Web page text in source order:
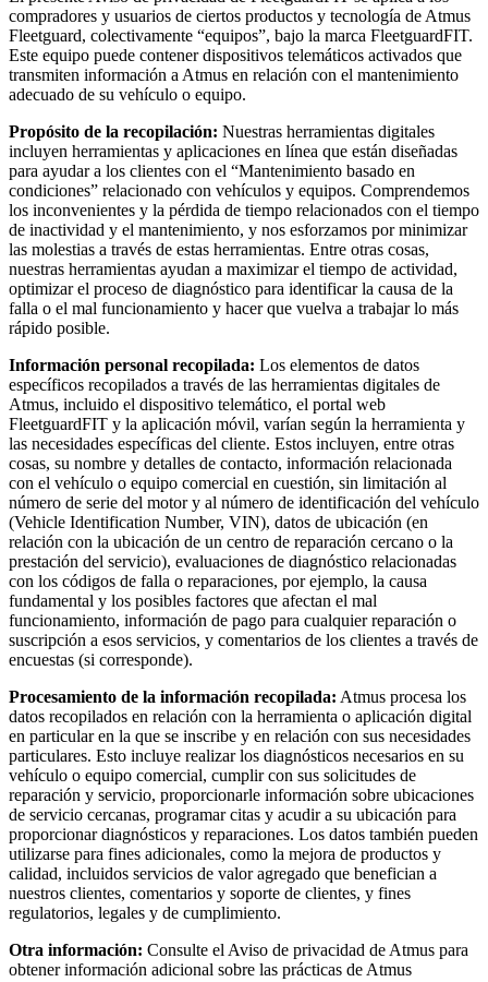
compradores y usuarios de ciertos productos y tecnología de Atmus
Fleetguard, colectivamente “equipos”, bajo la marca FleetguardFIT.
Este equipo puede contener dispositivos telemáticos activados que
transmiten información a Atmus en relación con el mantenimiento
adecuado de su vehículo o equipo.
Propósito de la recopilación: Nuestras herramientas digitales
incluyen herramientas y aplicaciones en línea que están diseñadas
para ayudar a los clientes con el “Mantenimiento basado en
condiciones” relacionado con vehículos y equipos. Comprendemos
los inconvenientes y la pérdida de tiempo relacionados con el tiempo
de inactividad y el mantenimiento, y nos esforzamos por minimizar
las molestias a través de estas herramientas. Entre otras cosas,
nuestras herramientas ayudan a maximizar el tiempo de actividad,
optimizar el proceso de diagnóstico para identificar la causa de la
falla o el mal funcionamiento y hacer que vuelva a trabajar lo más
rápido posible.
Información personal recopilada: Los elementos de datos
específicos recopilados a través de las herramientas digitales de
Atmus, incluido el dispositivo telemático, el portal web
FleetguardFIT y la aplicación móvil, varían según la herramienta y
las necesidades específicas del cliente. Estos incluyen, entre otras
cosas, su nombre y detalles de contacto, información relacionada
con el vehículo o equipo comercial en cuestión, sin limitación al
número de serie del motor y al número de identificación del vehículo
(Vehicle Identification Number, VIN), datos de ubicación (en
relación con la ubicación de un centro de reparación cercano o la
prestación del servicio), evaluaciones de diagnóstico relacionadas
con los códigos de falla o reparaciones, por ejemplo, la causa
fundamental y los posibles factores que afectan el mal
funcionamiento, información de pago para cualquier reparación o
suscripción a esos servicios, y comentarios de los clientes a través de
encuestas (si corresponde).
Procesamiento de la información recopilada: Atmus procesa los
datos recopilados en relación con la herramienta o aplicación digital
en particular en la que se inscribe y en relación con sus necesidades
particulares. Esto incluye realizar los diagnósticos necesarios en su
vehículo o equipo comercial, cumplir con sus solicitudes de
reparación y servicio, proporcionarle información sobre ubicaciones
de servicio cercanas, programar citas y acudir a su ubicación para
proporcionar diagnósticos y reparaciones. Los datos también pueden
utilizarse para fines adicionales, como la mejora de productos y
calidad, incluidos servicios de valor agregado que benefician a
nuestros clientes, comentarios y soporte de clientes, y fines
regulatorios, legales y de cumplimiento.
Otra información: Consulte el Aviso de privacidad de Atmus para
obtener información adicional sobre las prácticas de Atmus